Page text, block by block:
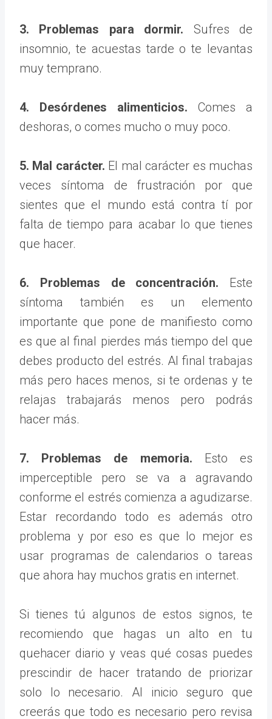
3. Problemas para dormir. Sufres de
insomnio, te acuestas tarde o te levantas
muy temprano.
4. Desórdenes alimenticios. Comes a
deshoras, o comes mucho o muy poco.
5. Mal carácter. El mal carácter es muchas
veces síntoma de frustración por que
sientes que el mundo está contra tí por
falta de tiempo para acabar lo que tienes
que hacer.
6. Problemas de concentración. Este
síntoma también es un elemento
importante que pone de manifiesto como
es que al final pierdes más tiempo del que
debes producto del estrés. Al final trabajas
más pero haces menos, si te ordenas y te
relajas trabajarás menos pero podrás
hacer más.
7. Problemas de memoria. Esto es
imperceptible pero se va a agravando
conforme el estrés comienza a agudizarse.
Estar recordando todo es además otro
problema y por eso es que lo mejor es
usar programas de calendarios o tareas
que ahora hay muchos gratis en internet.
Si tienes tú algunos de estos signos, te
recomiendo que hagas un alto en tu
quehacer diario y veas qué cosas puedes
prescindir de hacer tratando de priorizar
solo lo necesario. Al inicio seguro que
creerás que todo es necesario pero revisa